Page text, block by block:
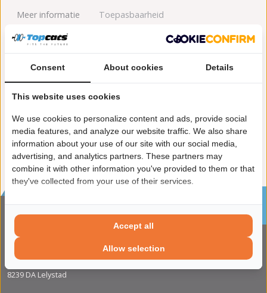
Meer informatie Toepasbaarheid
Origineel nummers
Materiaal: Keramiek
Controleteken:E57-103R
roetfilters
CONTACTGEGVENS
Apolloweg 88
8239 DA Lelystad
Consent About cookies Details
This website uses cookies
We use cookies to personalize content and ads, provide social
media features, and analyze our website traffic. We also share
information about your use of our site with our social media,
advertising, and analytics partners. These partners may
combine it with other information you've provided to them or that
they've collected from your use of their services.
Allow selection
Accept all